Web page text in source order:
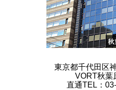
東京都千代田区
VORT秋葉
直通TEL：